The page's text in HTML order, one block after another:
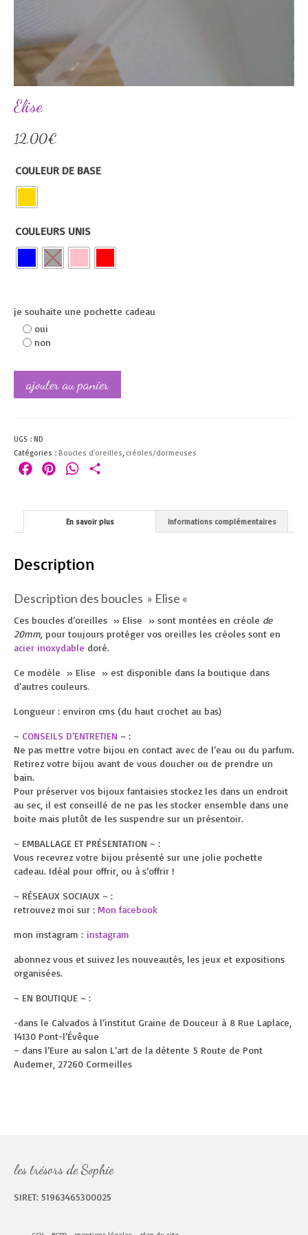
Elise
12,00€
COULEUR DE BASE
COULEURS UNIS
je souhaite une pochette cadeau
oui
non
ajouter au panier
UGS : ND
Catégories : Boucles d'oreilles, créoles/dormeuses
FacebookPinterestWhatsApp
En savoir plus Informations complémentaires
Description
Description des boucles » Elise «
Ces boucles d’oreilles » Elise » sont montées en créole de
20mm, pour toujours protéger vos oreilles les créoles sont en
acier inoxydable doré.
Ce modèle » Elise » est disponible dans la boutique dans
d’autres couleurs.
Longueur : environ cms (du haut crochet au bas)
~ CONSEILS D’ENTRETIEN ~ :
Ne pas mettre votre bijou en contact avec de l’eau ou du parfum.
Retirez votre bijou avant de vous doucher ou de prendre un
bain.
Pour préserver vos bijoux fantaisies stockez les dans un endroit
au sec, il est conseillé de ne pas les stocker ensemble dans une
boite mais plutôt de les suspendre sur un présentoir.
~ EMBALLAGE ET PRÉSENTATION ~ :
Vous recevrez votre bijou présenté sur une jolie pochette
cadeau. Idéal pour offrir, ou à s’offrir !
~ RÉSEAUX SOCIAUX ~ :
retrouvez moi sur : Mon facebook
mon instagram : instagram
abonnez vous et suivez les nouveautés, les jeux et expositions
organisées.
~ EN BOUTIQUE ~ :
-dans le Calvados à l’institut Graine de Douceur à 8 Rue Laplace,
14130 Pont-l’Évêque
– dans l’Eure au salon L’art de la détente 5 Route de Pont
Audemer, 27260 Cormeilles
les trésors de Sophie
SIRET: 51963465300025